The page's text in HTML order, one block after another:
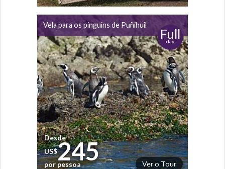
Vela para os pinguins de Puñihuil
Full
day
Ver o Tour
Desde
US$245
por pessoa